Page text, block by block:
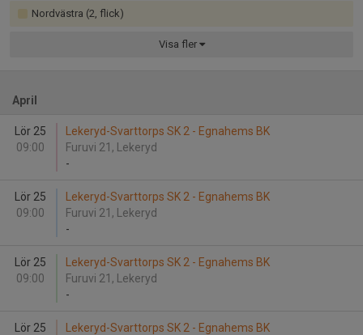
Nordvästra (2, flick)
Visa fler
April
Lör 25
09:00
Lekeryd-Svarttorps SK 2 - Egnahems BK
Furuvi 21, Lekeryd
-
Lör 25
09:00
Lekeryd-Svarttorps SK 2 - Egnahems BK
Furuvi 21, Lekeryd
-
Lör 25
09:00
Lekeryd-Svarttorps SK 2 - Egnahems BK
Furuvi 21, Lekeryd
-
Lör 25
Lekeryd-Svarttorps SK 2 - Egnahems BK